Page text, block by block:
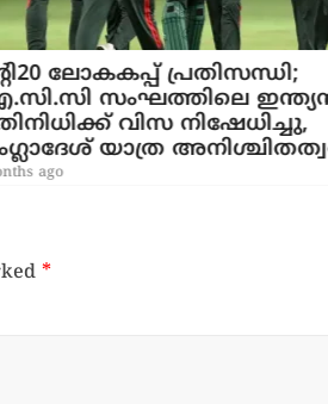
ലോകകപ്പ് പ്രതിസന്ധി;
സംഘത്തിലെ ഇന്ത്യൻ
വിസ നിഷേധിച്ചു,
യാത്ര അനിശ്ചിതത്വത്തിൽ
*